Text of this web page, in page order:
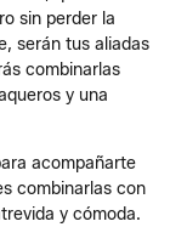
sin perder la
serán tus aliadas
combinarlas
y una
acompañarte
combinarlas con
y cómoda.